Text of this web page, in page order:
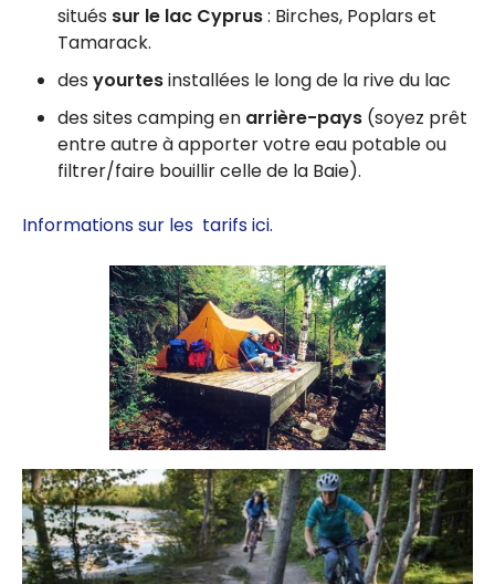
situés sur le lac Cyprus: Birches, Poplars et
Tamarack.
des yourtesinstallées le long de la rive du lac
des sites camping en arrière-pays (soyez prêt
entre autre à apporter votre eau potable ou
filtrer/faire bouillir celle de la Baie).
Informations sur les tarifs ici.